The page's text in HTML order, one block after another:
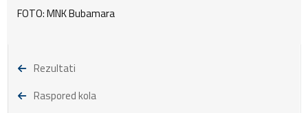
FOTO: MNK Bubamara
Rezultati
Raspored kola